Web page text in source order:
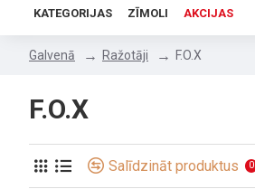
KATEGORIJAS ZĪMOLI AKCIJAS
Galvenā Ražotāji F.O.X
F.O.X
Salīdzināt produktus 0